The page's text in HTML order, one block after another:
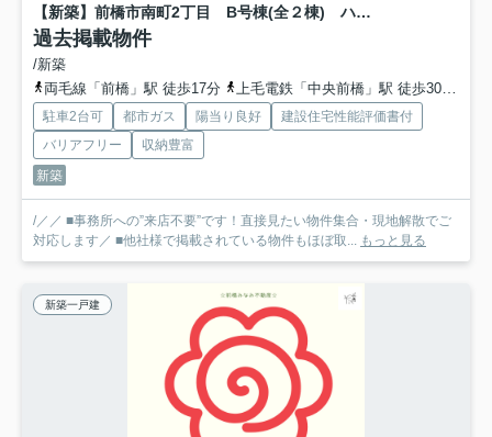
【新築】前橋市南町2丁目 B号棟(全２棟) ハートフルタウン 新築建売分譲
過去掲載物件
/新築
両毛線「前橋」駅 徒歩17分
上毛電鉄「中央前橋」駅 徒歩30分
駐車2台可 都市ガス 陽当り良好
建設住宅性能評価書付
バリアフリー
収納豊富
新築
/／／ ■事務所への”来店不要”です！直接見たい物件集合・現地解散でご
対応します／ ■他社様で掲載されている物件もほぼ取...
もっと見る
新築一戸建